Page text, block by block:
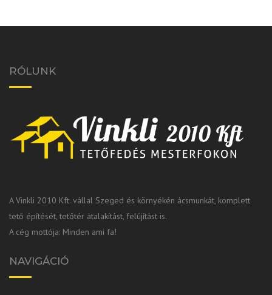
RÓLUNK
A Vinkli 2010 Kft. vállal Szeged és környékén ácsmunkát, komplett
tető építését, tetőtér átalakítást, felújítást is.
A cég mottója: Minden ami fa!
NAVIGÁCIÓ